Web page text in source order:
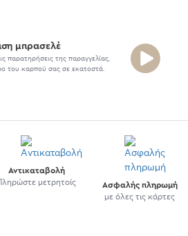
Αντικαταβολή
Πληρώστε μετρητοίς
Ασφαλής πληρωμή
με όλες τις κάρτες
μπρασελέ
παρατηρήσεις της παραγγελίας,
του καρπού σας σε εκατοστά.